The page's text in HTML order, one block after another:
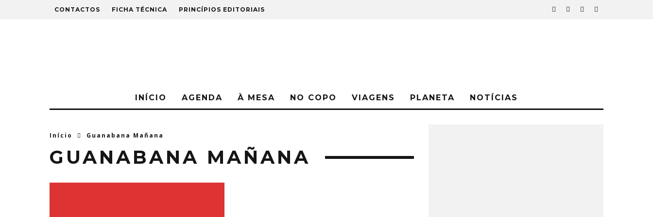
CONTACTOS FICHA TÉCNICA PRINCÍPIOS EDITORIAIS
INÍCIO AGENDA À MESA NO COPO VIAGENS PLANETA NOTÍCIAS
Início Guanabana Mañana
GUANABANA MAÑANA